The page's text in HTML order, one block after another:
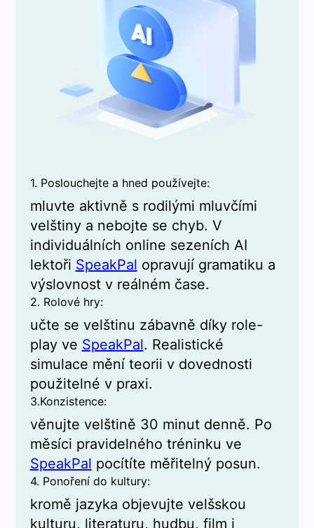
1. Poslouchejte a hned používejte:
mluvte aktivně s rodilými mluvčími
velštiny a nebojte se chyb. V
individuálních online sezeních AI
lektoři SpeakPal opravují gramatiku a
výslovnost v reálném čase.
2. Rolové hry:
učte se velštinu zábavně díky role-
play ve SpeakPal. Realistické
simulace mění teorii v dovednosti
použitelné v praxi.
3.Konzistence:
věnujte velštině 30 minut denně. Po
měsíci pravidelného tréninku ve
SpeakPal pocítíte měřitelný posun.
4. Ponoření do kultury:
kromě jazyka objevujte velšskou
kulturu, literaturu, hudbu, film i